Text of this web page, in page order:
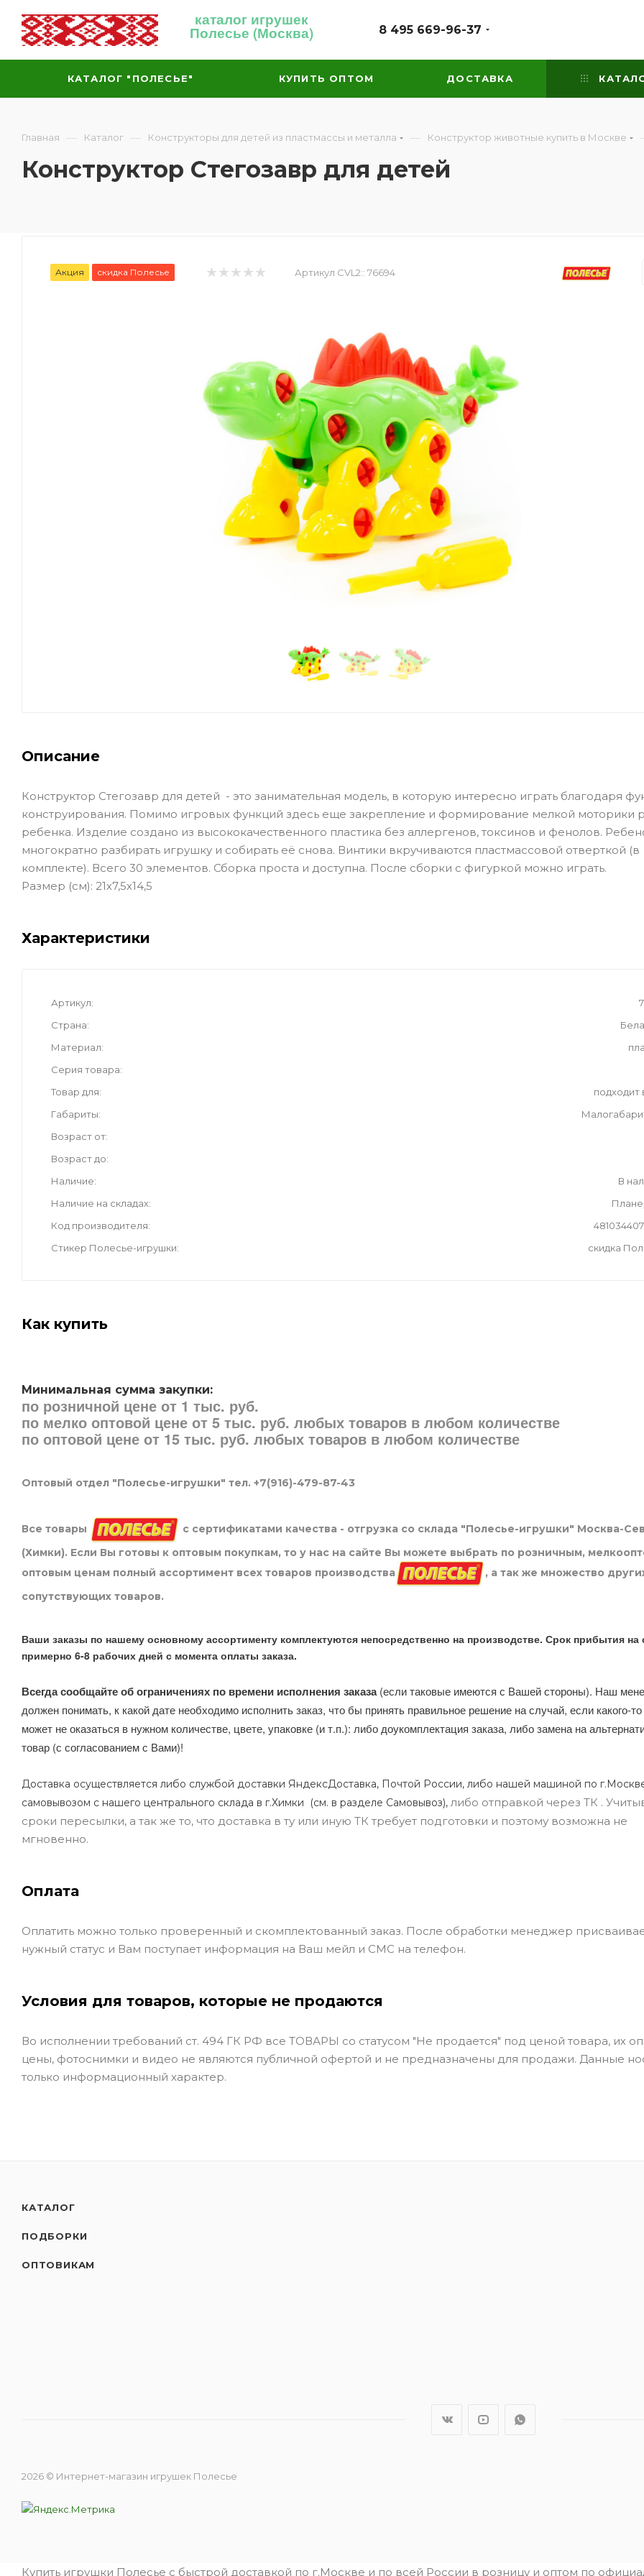
каталог игрушек
Полесье (Москва) 8 495 669-96-37
КАТАЛОГ "ПОЛЕСЬЕ" КУПИТЬ ОПТОМ ДОСТАВКА
Главная — Каталог — Конструкторы для детей из пластмассы и металла — Конструктор животные купить в Москве
Конструктор Стегозавр для детей
Акция скидка Полесье Артикул CVL2:: 76694
Описание
Конструктор Стегозавр для детей - это занимательная модель, в которую интересно играть благодаря
конструирования. Помимо игровых функций здесь еще закрепление и формирование мелкой моторики
ребенка. Изделие создано из высококачественного пластика без аллергенов, токсинов и фенолов.
многократно разбирать игрушку и собирать её снова. Винтики вкручиваются пластмассовой отверткой (в
комплекте). Всего 30 элементов. Сборка проста и доступна. После сборки с фигуркой можно играть.
Размер (см): 21х7,5х14,5
Характеристики
Артикул
Страна
Материал
Серия товара
Товар для
подходит
Габариты
Возраст от
Возраст до
Наличие
В
Наличие на складах
Код производителя
Стикер Полесье-игрушки
скидка
Как купить
Минимальная сумма закупки:
по розничной цене от 1 тыс. руб.
по мелко оптовой цене от 5 тыс. руб. любых товаров в любом количестве
по оптовой цене от 15 тыс. руб. любых товаров в любом количестве
Оптовый отдел "Полесье-игрушки" тел. +7(916)-479-87-43
Все товары
с сертификатами качества - отгрузка со склада "Полесье-игрушки" Москва-
(Химки). Если Вы готовы к оптовым покупкам, то у нас на сайте Вы можете выбрать по розничным,
оптовым ценам полный ассортимент всех товаров производства
, а так же множество
сопутствующих товаров.
Ваши заказы по нашему основному ассортименту комплектуются непосредственно на производстве. Срок прибытия на
примерно 6-8 рабочих дней с момента оплаты заказа.
Всегда сообщайте об ограничениях по времени исполнения заказа(если таковые имеются с Вашей стороны). Наш
должен понимать, к какой дате необходимо исполнить заказ, что бы принять правильное решение на случай, если какого-
может не оказаться в нужном количестве, цвете, упаковке (и т.п.): либо доукомплектация заказа, либо замена на
товар (с согласованием с Вами)!
Доставка осуществляется либо службой доставки ЯндексДоставка, Почтой России, либо нашей машиной по
самовывозом с нашего центрального склада в г.Химки (см. в разделе Самовывоз), либо отправкой через ТК .
сроки пересылки, а так же то, что доставка в ту или иную ТК требует подготовки и поэтому возможна не
мгновенно.
Оплата
Оплатить можно только проверенный и скомплектованный заказ. После обработки менеджер
нужный статус и Вам поступает информация на Ваш мейл и СМС на телефон.
Условия для товаров, которые не продаются
Во исполнении требований ст. 494 ГК РФ все ТОВАРЫ со статусом "Не продается" под ценой товара, их
цены, фотоснимки и видео не являются публичной офертой и не предназначены для продажи. Данные
только информационный характер.
КАТАЛОГ
ПОДБОРКИ
ОПТОВИКАМ
2026 © Интернет-магазин игрушек Полесье
Купить игрушки Полесье с быстрой доставкой по г.Москве и по всей России в розницу и оптом по